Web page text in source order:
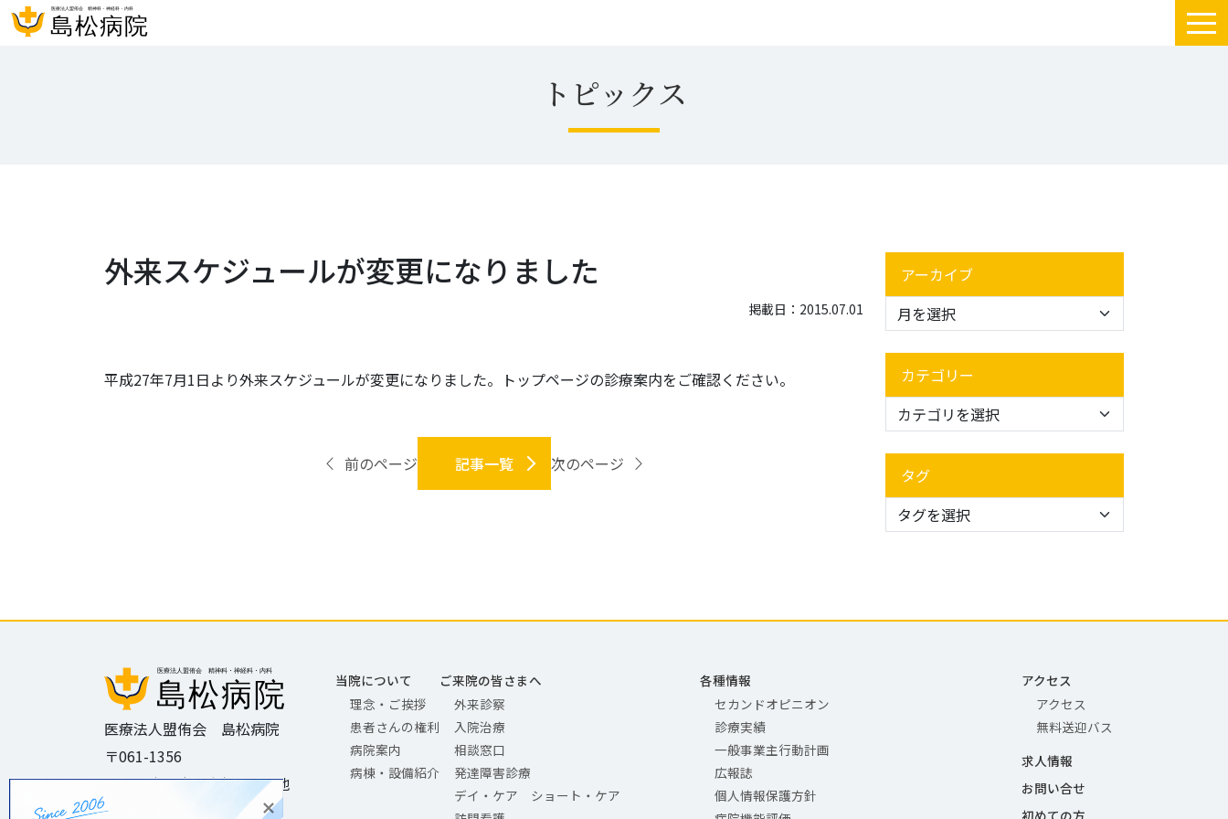
トピックス
外来スケジュールが変更になりました
掲載日：2015.07.01
平成27年7月1日より外来スケジュールが変更になりました。トップページの診療案内をご確認ください。
前のページ 記事一覧 次のページ
アーカイブ
カテゴリー
タグ
医療法人盟侑会 島松病院
〒061-1356
北海道恵庭市西島松570番地
TEL
当院について
理念・ご挨拶
患者さんの権利
病院案内
病棟・設備紹介
ご来院の皆さまへ
外来診察
入院治療
相談窓口
発達障害診療
デイ・ケア ショート・ケア
各種情報
セカンドオピニオン
診療実績
一般事業主行動計画
広報誌
個人情報保護方針
アクセス
アクセス
無料送迎バス
求人情報
お問い合せ
初めての方